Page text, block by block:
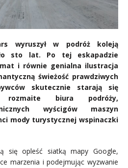
wyruszył w podróż koleją
sto lat. Po tej eskapadzie
i równie genialna ilustracja
świeżość prawdziwych
skutecznie starają się
rozmaite biura podróży,
wyścigów maszyn
mody turystycznej wspinaczki
się opleść siatką mapy Google,
marzenia i podejmując wyzwanie